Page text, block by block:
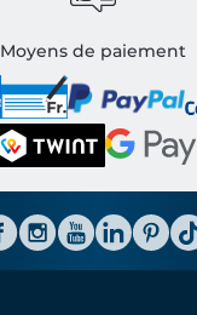
Moyens de paiement